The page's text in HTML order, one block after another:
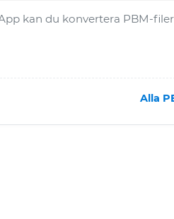
kan du konvertera PBM-
Alla